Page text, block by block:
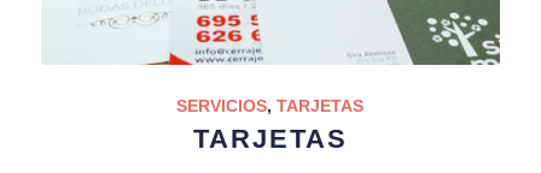
SERVICIOS,TARJETAS
TARJETAS